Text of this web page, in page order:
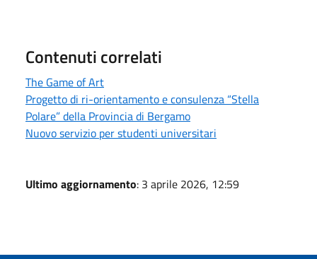
Contenuti correlati
The Game of Art
Progetto di ri-orientamento e consulenza “Stella
Polare” della Provincia di Bergamo
Nuovo servizio per studenti universitari
Ultimo aggiornamento: 3 aprile 2026, 12:59